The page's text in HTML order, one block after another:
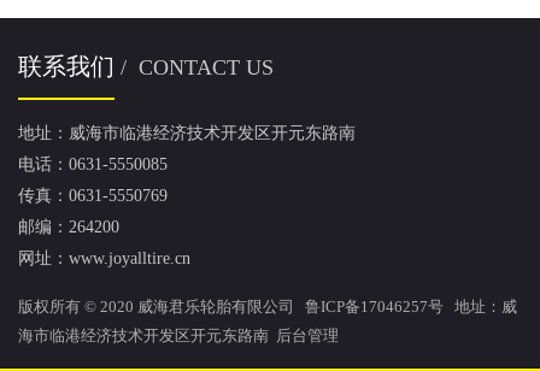
联系我们 / CONTACT US
地址：威海市临港经济技术开发区开元东路南
电话：0631-5550085
传真：0631-5550769
邮编：264200
网址：www.joyalltire.cn
版权所有 © 2020 威海君乐轮胎有限公司 鲁ICP备17046257号 地址：威
海市临港经济技术开发区开元东路南 后台管理